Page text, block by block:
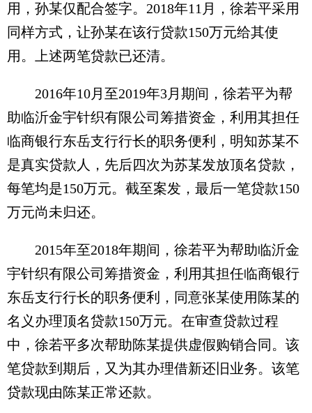
用，孙某仅配合签字。2018年11月，徐若平采用
同样方式，让孙某在该行贷款150万元给其使
用。上述两笔贷款已还清。
2016年10月至2019年3月期间，徐若平为帮
助临沂金宇针织有限公司筹措资金，利用其担任
临商银行东岳支行行长的职务便利，明知苏某不
是真实贷款人，先后四次为苏某发放顶名贷款，
每笔均是150万元。截至案发，最后一笔贷款150
万元尚未归还。
2015年至2018年期间，徐若平为帮助临沂金
宇针织有限公司筹措资金，利用其担任临商银行
东岳支行行长的职务便利，同意张某使用陈某的
名义办理顶名贷款150万元。在审查贷款过程
中，徐若平多次帮助陈某提供虚假购销合同。该
笔贷款到期后，又为其办理借新还旧业务。该笔
贷款现由陈某正常还款。